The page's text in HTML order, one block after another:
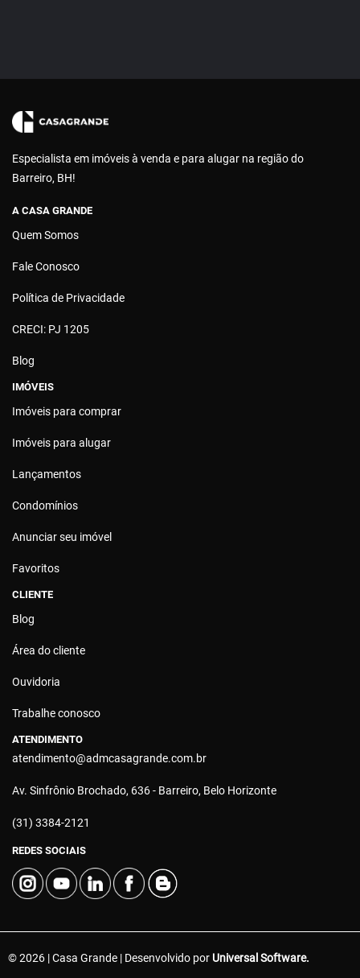
Especialista em imóveis à venda e para alugar na região do
Barreiro, BH!
A CASA GRANDE
Quem Somos
Fale Conosco
Política de Privacidade
CRECI: PJ 1205
Blog
IMÓVEIS
Imóveis para comprar
Imóveis para alugar
Lançamentos
Condomínios
Anunciar seu imóvel
Favoritos
CLIENTE
Blog
Área do cliente
Ouvidoria
Trabalhe conosco
ATENDIMENTO
atendimento@admcasagrande.com.br
Av. Sinfrônio Brochado, 636 - Barreiro, Belo Horizonte
(31) 3384-2121
REDES SOCIAIS
© 2026 | Casa Grande | Desenvolvido por Universal Software.